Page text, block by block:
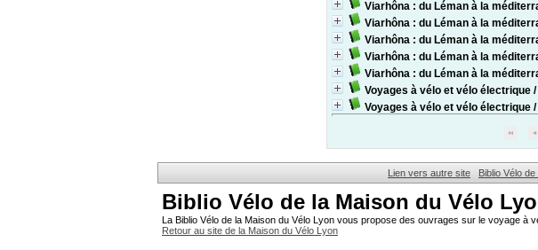
Viarhôna : du Léman à la
Viarhôna : du Léman à la
Viarhôna : du Léman à la
Viarhôna : du Léman à la
Viarhôna : du Léman à la
Voyages à vélo et vélo électrique /
Voyages à vélo et vélo électrique /
Lien vers autre site Biblio Vélo
Biblio Vélo de la Maison du Vélo
La Biblio Vélo de la Maison du Vélo Lyon vous propose des ouvrages sur le voyage
Retour au site de la Maison du Vélo Lyon